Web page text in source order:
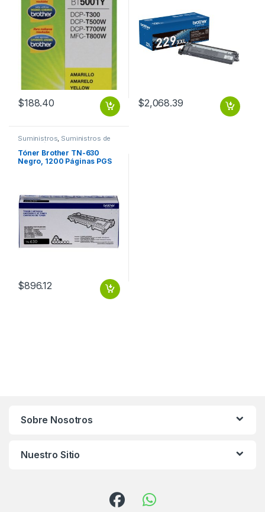
$188.40 $2,068.39
Suministros Suministros de
Impresión
Tóner Brother TN-630
Negro, 1200 Páginas PGS
$896.12
Sobre Nosotros
Nuestro Sitio